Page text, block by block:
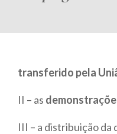
transferido pela
II – as
III – a distribuição da